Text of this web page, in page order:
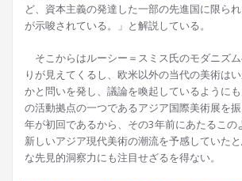
ど、資本主義の発達した一部の先進国に限ら
が示唆されている。」と解説している。
そこからはルーシー＝スミス氏のモダニズ
りが見えてくるし、欧米以外の当代の美術は
かと問いを発し、議論を喚起しているように
の活動拠点の一つであるアジア国際美術展を
年が初回であるから、その3年前にあたるこの
新しいアジア現代美術の潮流を予感していた
な先見的洞察力にも注目せざるを得ない。